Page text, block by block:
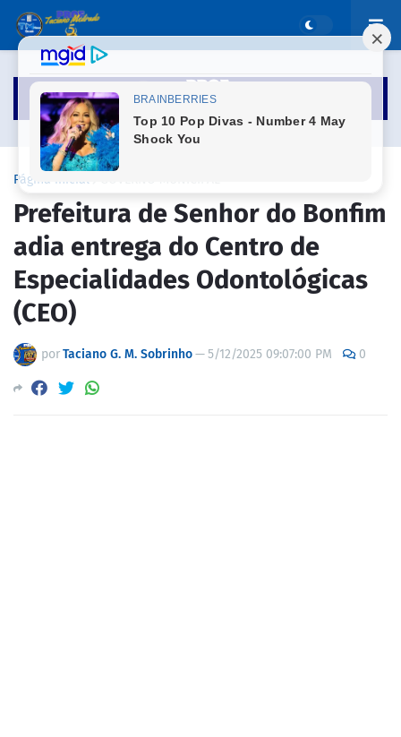
Página inicial
Prefeitura de Senhor do Bonfim
adia entrega do Centro de
Especialidades Odontológicas
(CEO)
porTaciano G. M. Sobrinho—5/12/2025 09:07:00 PM 0